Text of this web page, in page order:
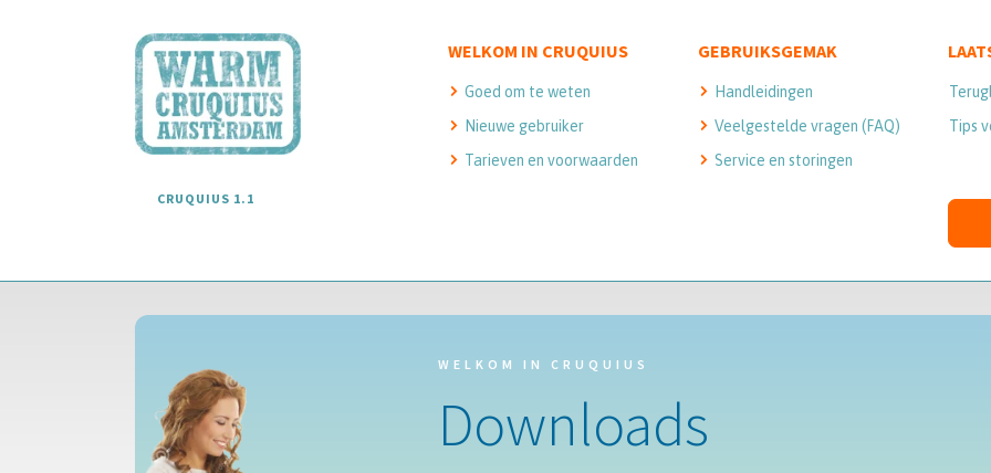
CRUQUIUS 1.1
WELKOM IN CRUQUIUS
Goed om te weten
Nieuwe gebruiker
Tarieven en voorwaarden
GEBRUIKSGEMAK
Handleidingen
Veelgestelde vragen (FAQ)
Service en storingen
Tips
WELKOM IN CRUQUIUS
Downloads